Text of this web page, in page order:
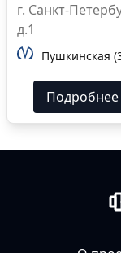
г. Санкт-Петербург , Большой Казачий
д.1
Пушкинская
Подробнее